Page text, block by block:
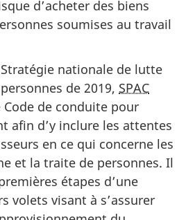
d’acheter des biens
soumises au travail
nationale de lutte
de 2019, SPAC
Code de conduite pour
afin d’y inclure les attentes
en ce qui concerne les
et la traite de personnes. Il
étapes d’une
volets visant à s’assurer